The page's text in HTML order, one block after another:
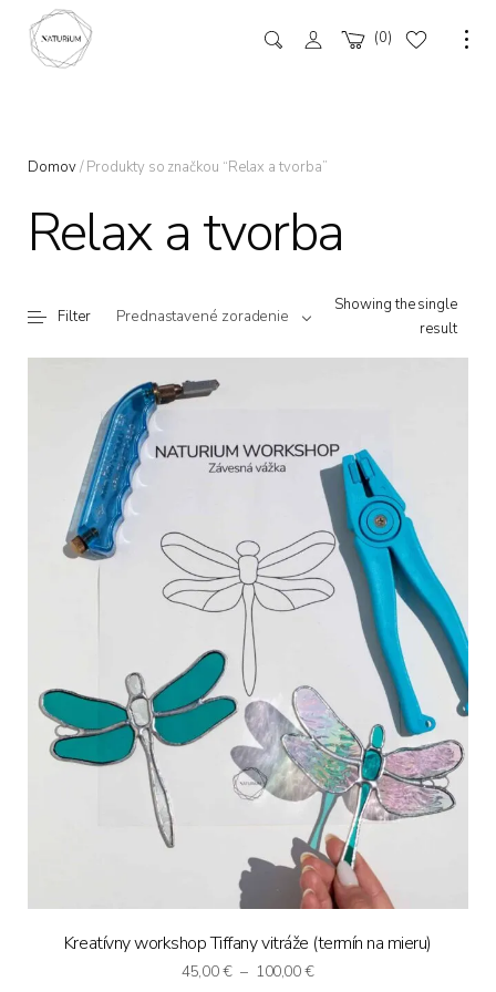
0
Domov/ Produkty so značkou “Relax a tvorba”
Relax a tvorba
Showing the single
result
Prednastavené zoradenie
Filter
Kreatívny workshop Tiffany vitráže (termín na mieru)
45,00€ – 100,00€